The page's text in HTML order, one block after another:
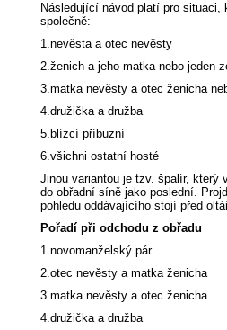
Následující návod platí pro
společně:
1.nevěsta a otec nevěsty
2.ženich a jeho matka nebo jeden
3.matka nevěsty a otec ženicha
4.družička a družba
5.blízcí příbuzní
6.všichni ostatní hosté
Jinou variantou je tzv. špalír,
do obřadní síně jako poslední.
pohledu oddávajícího stojí před
Pořadí při odchodu z obřadu
1.novomanželský pár
2.otec nevěsty a matka ženicha
3.matka nevěsty a otec ženicha
4.družička a družba